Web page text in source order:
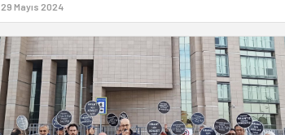
29 Mayıs 2024